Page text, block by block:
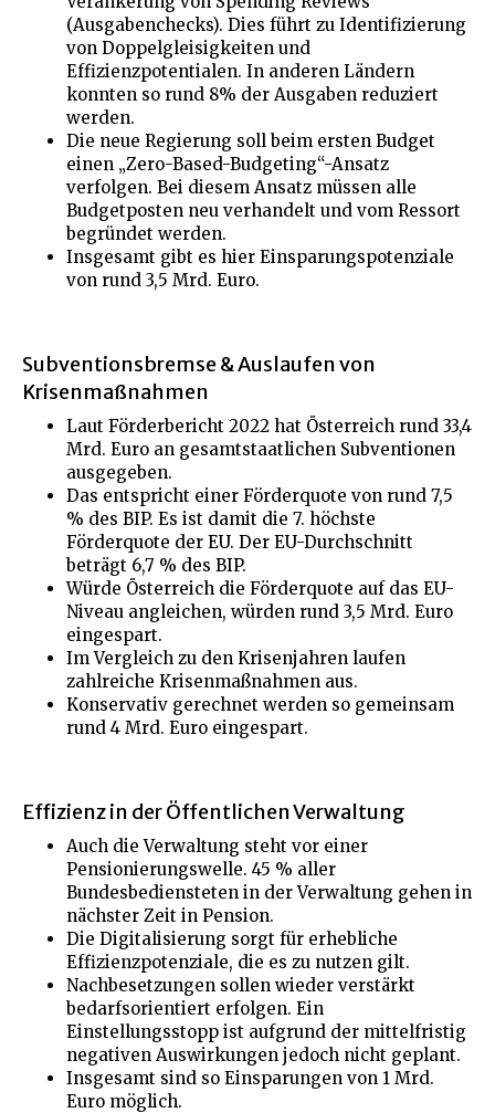
(Ausgabenchecks). Dies führt zu Identifizierung
von Doppelgleisigkeiten und
Effizienzpotentialen. In anderen Ländern
konnten so rund 8% der Ausgaben reduziert
werden.
Die neue Regierung soll beim ersten Budget
einen „Zero-Based-Budgeting“-Ansatz
verfolgen. Bei diesem Ansatz müssen alle
Budgetposten neu verhandelt und vom Ressort
begründet werden.
Insgesamt gibt es hier Einsparungspotenziale
von rund 3,5 Mrd. Euro.
Subventionsbremse & Auslaufen von
Krisenmaßnahmen
Laut Förderbericht 2022 hat Österreich rund 33,4
Mrd. Euro an gesamtstaatlichen Subventionen
ausgegeben.
Das entspricht einer Förderquote von rund 7,5
% des BIP. Es ist damit die 7. höchste
Förderquote der EU. Der EU-Durchschnitt
beträgt 6,7 % des BIP.
Würde Österreich die Förderquote auf das EU-
Niveau angleichen, würden rund 3,5 Mrd. Euro
eingespart.
Im Vergleich zu den Krisenjahren laufen
zahlreiche Krisenmaßnahmen aus.
Konservativ gerechnet werden so gemeinsam
rund 4 Mrd. Euro eingespart.
Effizienz in der Öffentlichen Verwaltung
Auch die Verwaltung steht vor einer
Pensionierungswelle. 45 % aller
Bundesbediensteten in der Verwaltung gehen in
nächster Zeit in Pension.
Die Digitalisierung sorgt für erhebliche
Effizienzpotenziale, die es zu nutzen gilt.
Nachbesetzungen sollen wieder verstärkt
bedarfsorientiert erfolgen. Ein
Einstellungsstopp ist aufgrund der mittelfristig
negativen Auswirkungen jedoch nicht geplant.
Insgesamt sind so Einsparungen von 1 Mrd.
Euro möglich.